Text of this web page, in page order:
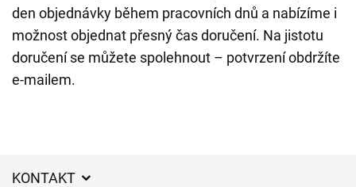
den objednávky během pracovních dnů a nabízíme i
možnost objednat přesný čas doručení. Na jistotu
doručení se můžete spolehnout – potvrzení obdržíte
e-mailem.
KONTAKT